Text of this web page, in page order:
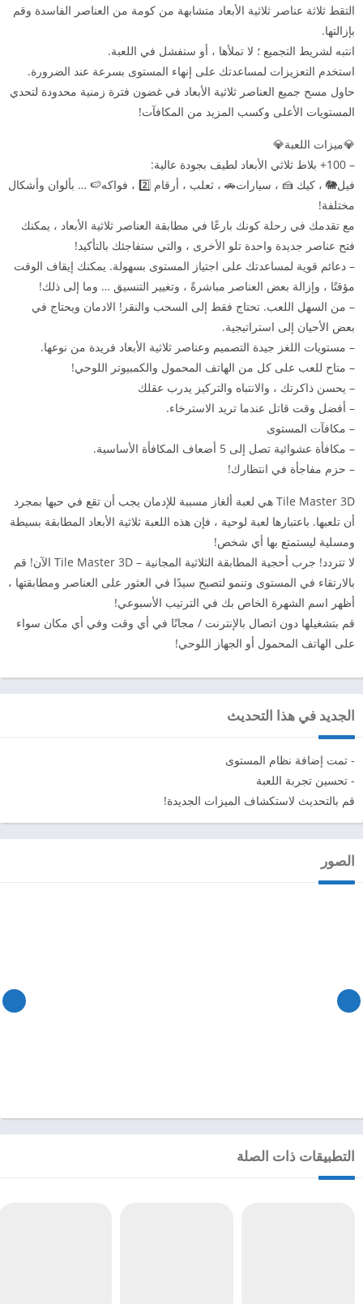
التقط ثلاثة عناصر ثلاثية الأبعاد متشابهة من كومة من العناصر الفاسدة وقم
بإزالتها.
انتبه لشريط التجميع ؛ لا تملأها ، أو ستفشل في اللعبة.
استخدم التعزيزات لمساعدتك على إنهاء المستوى بسرعة عند الضرورة.
حاول مسح جميع العناصر ثلاثية الأبعاد في غضون فترة زمنية محدودة لتحدي
المستويات الأعلى وكسب المزيد من المكافآت!
💎ميزات اللعبة💎
– 100+ بلاط ثلاثي الأبعاد لطيف بجودة عالية:
فيل🐘 ، كيك 🍰 ، سيارات🚗 ، ثعلب ، أرقام 2️⃣ ، فواكه🍉 … بألوان وأشكال
مختلفة!
مع تقدمك في رحلة كونك بارعًا في مطابقة العناصر ثلاثية الأبعاد ، يمكنك
فتح عناصر جديدة واحدة تلو الأخرى ، والتي ستفاجئك بالتأكيد!
– دعائم قوية لمساعدتك على اجتياز المستوى بسهولة. يمكنك إيقاف الوقت
مؤقتًا ، وإزالة بعض العناصر مباشرةً ، وتغيير التنسيق … وما إلى ذلك!
– من السهل اللعب. تحتاج فقط إلى السحب والنقر! الادمان ويحتاج في
بعض الأحيان إلى استراتيجية.
– مستويات اللغز جيدة التصميم وعناصر ثلاثية الأبعاد فريدة من نوعها.
– متاح للعب على كل من الهاتف المحمول والكمبيوتر اللوحي!
– يحسن ذاكرتك ، والانتباه والتركيز يدرب عقلك
– أفضل وقت قاتل عندما تريد الاسترخاء.
– مكافآت المستوى
– مكافأة عشوائية تصل إلى 5 أضعاف المكافأة الأساسية.
– حزم مفاجأة في انتظارك!
Tile Master 3D هي لعبة ألغاز مسببة للإدمان يجب أن تقع في حبها بمجرد
أن تلعبها. باعتبارها لعبة لوحية ، فإن هذه اللعبة ثلاثية الأبعاد المطابقة بسيطة
ومسلية ليستمتع بها أي شخص!
لا تتردد! جرب أحجية المطابقة الثلاثية المجانية – Tile Master 3D الآن! قم
بالارتقاء في المستوى وتنمو لتصبح سيدًا في العثور على العناصر ومطابقتها ،
أظهر اسم الشهرة الخاص بك في الترتيب الأسبوعي!
قم بتشغيلها دون اتصال بالإنترنت / مجانًا في أي وقت وفي أي مكان سواء
على الهاتف المحمول أو الجهاز اللوحي!
الجديد في هذا التحديث
- تمت إضافة نظام المستوى
- تحسين تجربة اللعبة
قم بالتحديث لاستكشاف الميزات الجديدة!
الصور
التطبيقات ذات الصلة